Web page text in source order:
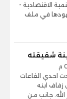
الاقتصادية -
في ملف
شقيقته
احدي القاعات
زفاف ابنه
الله. جانب من